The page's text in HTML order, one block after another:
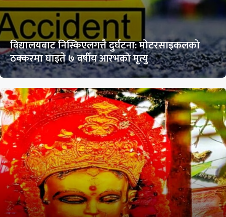
विद्यालयबाट निस्किएलगत्तै दुर्घटना: मोटरसाइकलको
ठक्करमा घाइते ७ वर्षीय आरभको मृत्यु